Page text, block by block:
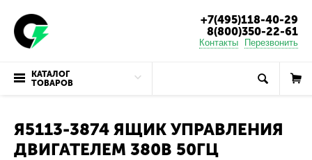
+7(495)118-40-29
8(800)350-22-61
Контакты Перезвонить
КАТАЛОГ
ТОВАРОВ
Я5113-3874 ЯЩИК УПРАВЛЕНИЯ
ДВИГАТЕЛЕМ 380В 50ГЦ